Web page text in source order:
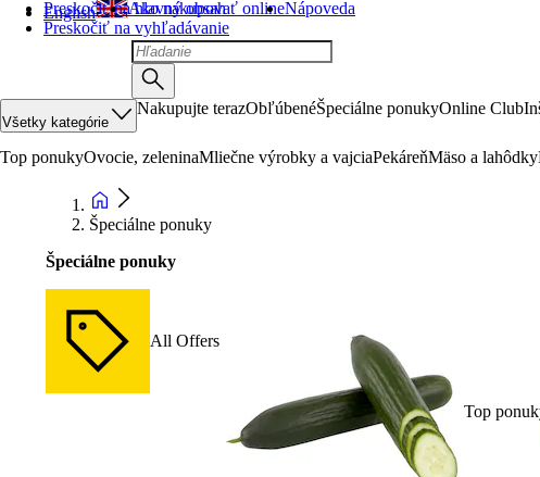
Preskočiť na hlavný obsah
Preskočiť na vyhľadávanie
English Ako nakupovať onlineNápoveda
Všetky kategórie
Nakupujte terazObľúbenéŠpeciálne ponukyOnline Club
Top ponukyOvocie, zeleninaMliečne výrobky a vajciaPekáreňMäso a lahôdky
Špeciálne ponuky
Špeciálne ponuky
All Offers
Top